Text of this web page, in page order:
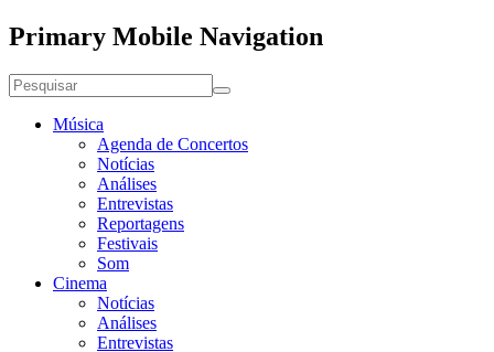
Primary Mobile Navigation
Música
Agenda de Concertos
Notícias
Análises
Entrevistas
Reportagens
Festivais
Som
Cinema
Notícias
Análises
Entrevistas